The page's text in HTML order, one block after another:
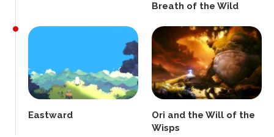
Breath of the Wild
Eastward
Ori and the Will of the
Wisps